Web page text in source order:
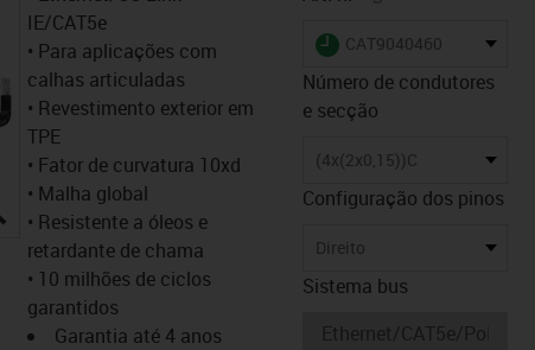
igus-icon-lupe
IE/CAT5e
• Para aplicações com
calhas articuladas
• Revestimento exterior em
TPE
• Fator de curvatura 10xd
• Malha global
• Resistente a óleos e
retardante de chama
• 10 milhões de ciclos
garantidos
Garantia até 4 anos
igus-icon-lieferzeit
CAT9040460
Número de condutores
e secção
(4x(2x0,15))C
Configuração dos pinos
Direito
Sistema bus